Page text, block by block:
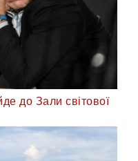
до Зали світової